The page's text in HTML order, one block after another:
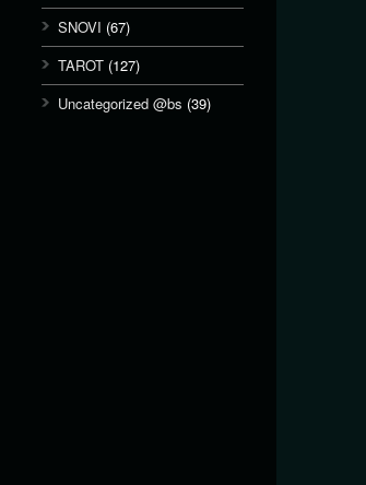
SNOVI (67)
TAROT (127)
Uncategorized @bs (39)